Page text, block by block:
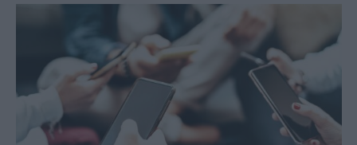
διάφορες παραβιάσεις της εφαρμογής που έχει
δημιουργήσει, η οποία μεταξύ άλλων επιτρέπει
την ανταλλαγή κρυπτογραφημένων μηνυμάτων,
δήλωσαν στο […]